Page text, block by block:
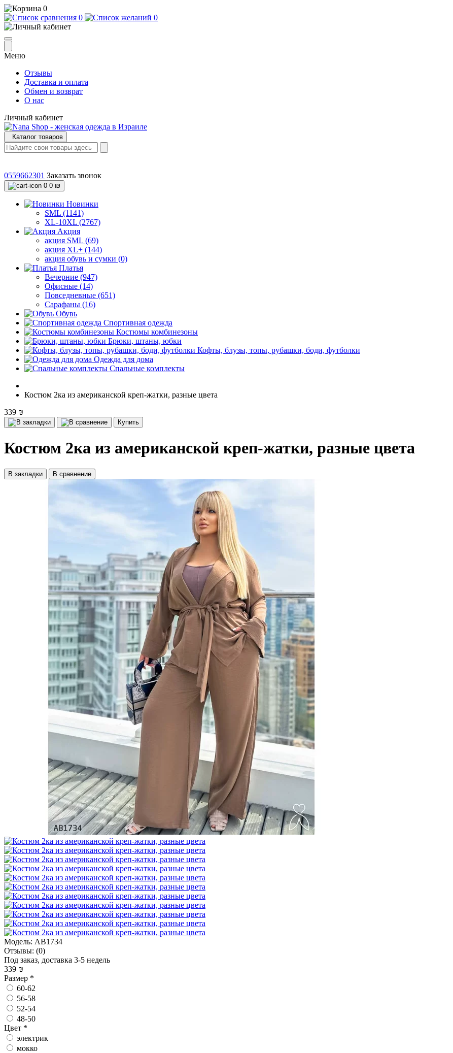
0
0
0
Меню
Отзывы
Доставка и оплата
Обмен и возврат
О нас
Личный кабинет
Каталог товаров
0559662301 Заказать звонок
0 0 ₪
Новинки
SML (1141)
XL-10XL (2767)
Акция
акция SML (69)
акция XL+ (144)
акция обувь и сумки (0)
Платья
Вечерние (947)
Офисные (14)
Повседневные (651)
Сарафаны (16)
Обувь
Спортивная одежда
Костюмы комбинезоны
Брюки, штаны, юбки
Кофты, блузы, топы, рубашки, боди, футболки
Одежда для дома
Спальные комплекты
Костюм 2ка из американской креп-жатки, разные цвета
339 ₪
Купить
Костюм 2ка из американской креп-жатки, разные цвета
В закладки В сравнение
Модель: AB1734
Отзывы: (0)
Под заказ, доставка 3-5 недель
339 ₪
Размер *
60-62
56-58
52-54
48-50
Цвет *
электрик
мокко